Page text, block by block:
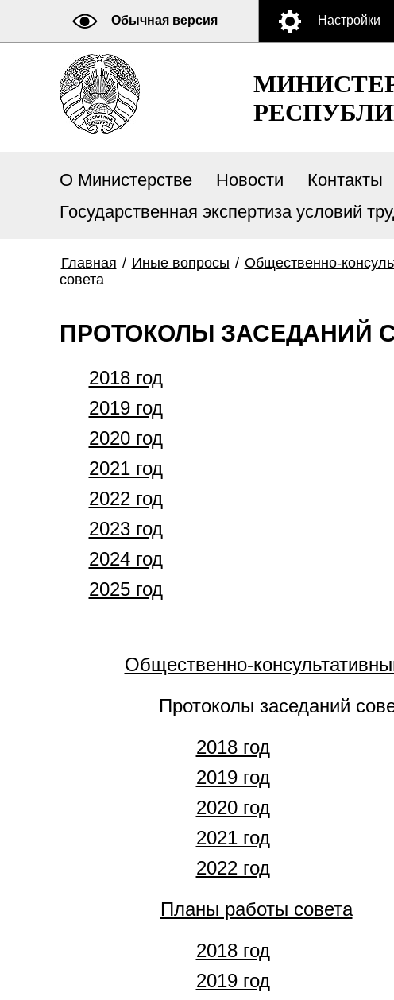
Обычная версия Настройки
О Министерстве Новости Контакты
Государственная экспертиза условий
Главная / Иные вопросы / Общественно-
совета
ПРОТОКОЛЫ ЗАСЕДАНИЙ
2018 год
2019 год
2020 год
2021 год
2022 год
2023 год
2024 год
2025 год
Общественно-
Протоколы заседаний
2018 год
2019 год
2020 год
2021 год
2022 год
Планы работы совета
2018 год
2019 год